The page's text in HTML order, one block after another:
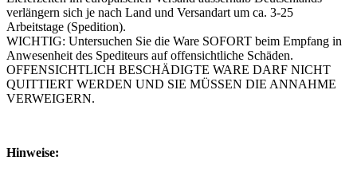
verlängern sich je nach Land und Versandart um ca. 3-25
Arbeitstage (Spedition).
WICHTIG: Untersuchen Sie die Ware SOFORT beim Empfang in
Anwesenheit des Spediteurs auf offensichtliche Schäden.
OFFENSICHTLICH BESCHÄDIGTE WARE DARF NICHT
QUITTIERT WERDEN UND SIE MÜSSEN DIE ANNAHME
VERWEIGERN.
Hinweise: